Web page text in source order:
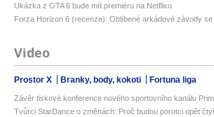
Ukázka z GTA 6 bude mít premiéru na Netflixu
Forza Horizon 6 (recenze): Oblíbené arkádové závody se
Video
Prostor X Branky, body, kokoti Fortuna liga
Závěr tiskové konference nového sportovního kanálu
Tvůrci StarDance o změnách: Proč budou porotci opět